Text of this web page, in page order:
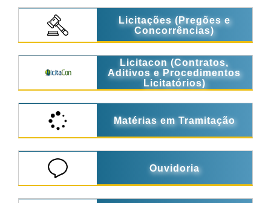
Licitações (Pregões e
Concorrências)
Licitacon (Contratos,
Aditivos e Procedimentos
Licitatórios)
Matérias em Tramitação
Ouvidoria